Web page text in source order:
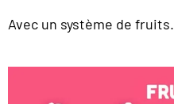
Avec un système de fruits.